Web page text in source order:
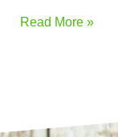
Read More »